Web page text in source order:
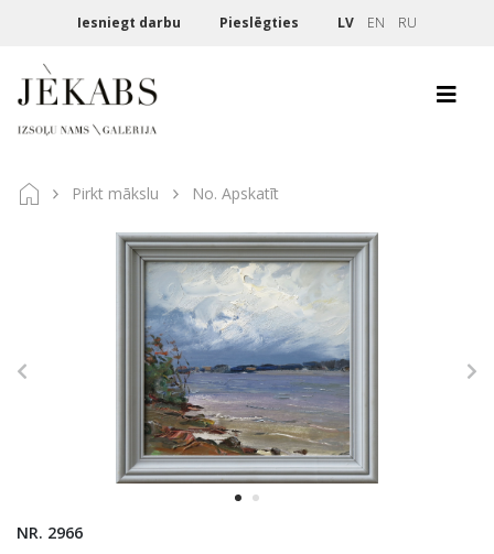
Iesniegt darbu Pieslēgties LV EN RU
Pirkt mākslu No. Apskatīt
NR. 2966